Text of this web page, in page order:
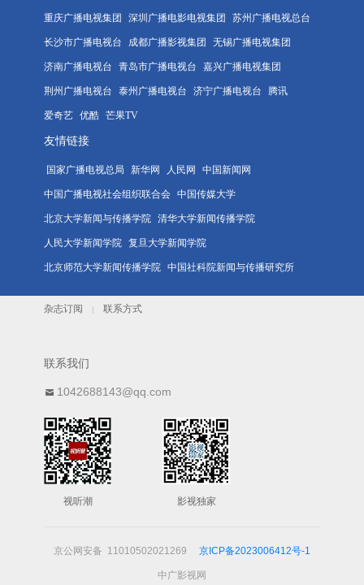
重庆广播电视集团 深圳广播电影电视集团 苏州广播电视总台
长沙市广播电视台 成都广播影视集团 无锡广播电视集团
济南广播电视台 青岛市广播电视台 嘉兴广播电视集团
荆州广播电视台 泰州广播电视台 济宁广播电视台 腾讯
爱奇艺 优酷 芒果TV
友情链接
国家广播电视总局 新华网 人民网 中国新闻网
中国广播电视社会组织联合会 中国传媒大学
北京大学新闻与传播学院 清华大学新闻传播学院
人民大学新闻学院 复旦大学新闻学院
北京师范大学新闻传播学院 中国社科院新闻与传播研究所
杂志订阅 | 联系方式
联系我们
1042688143@qq.com
视听潮 影视独家
京公网安备 11010502021269 京ICP备2023006412号-1
中广影视网